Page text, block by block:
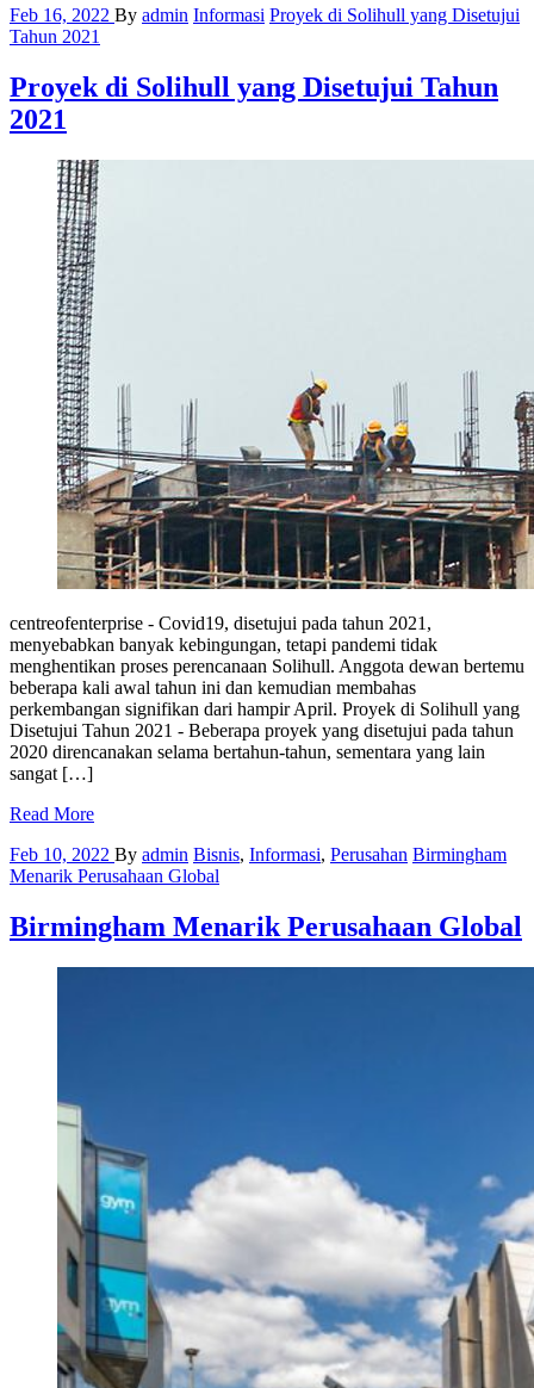
Feb 16, 2022 By admin Informasi Proyek di Solihull yang Disetujui
Tahun 2021
Proyek di Solihull yang Disetujui Tahun
2021
centreofenterprise - Covid19, disetujui pada tahun 2021,
menyebabkan banyak kebingungan, tetapi pandemi tidak
menghentikan proses perencanaan Solihull. Anggota dewan bertemu
beberapa kali awal tahun ini dan kemudian membahas
perkembangan signifikan dari hampir April. Proyek di Solihull yang
Disetujui Tahun 2021 - Beberapa proyek yang disetujui pada tahun
2020 direncanakan selama bertahun-tahun, sementara yang lain
sangat […]
Read More
Feb 10, 2022 By admin Bisnis, Informasi, Perusahan Birmingham
Menarik Perusahaan Global
Birmingham Menarik Perusahaan Global